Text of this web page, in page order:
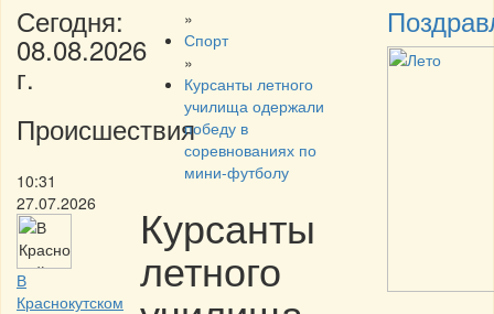
Сегодня:
08.08.2026
г.
Происшествия
10:31
27.07.2026
В
Краснокутском
»
Спорт
»
Курсанты летного
училища одержали
победу в
соревнованиях по
мини-футболу
Курсанты
летного